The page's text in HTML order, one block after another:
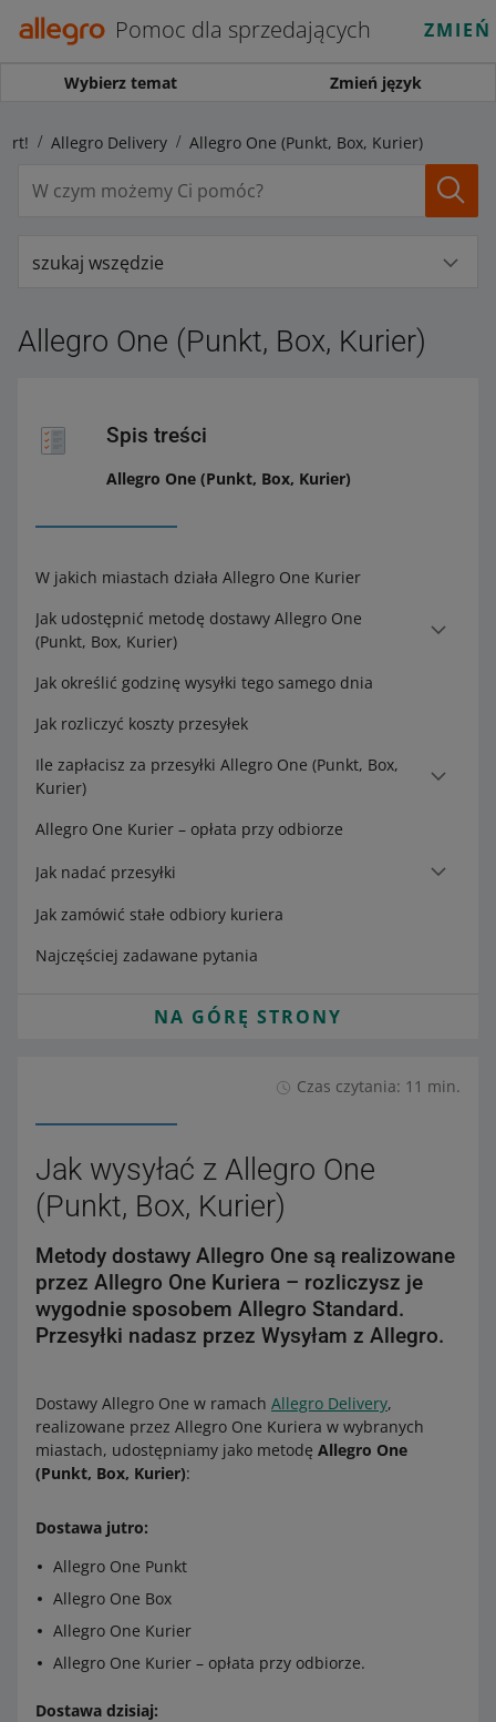
Pomoc dla sprzedających
Wybierz temat Zmień język
Allegro Delivery Allegro One (Punkt, Box, Kurier)
szukaj wszędzie
Allegro One (Punkt, Box, Kurier)
Spis treści
Allegro One (Punkt, Box, Kurier)
W jakich miastach działa Allegro One Kurier
Jak udostępnić metodę dostawy Allegro One
(Punkt, Box, Kurier)
Jak określić godzinę wysyłki tego samego dnia
Jak rozliczyć koszty przesyłek
Ile zapłacisz za przesyłki Allegro One (Punkt, Box,
Kurier)
Allegro One Kurier – opłata przy odbiorze
Jak nadać przesyłki
Jak zamówić stałe odbiory kuriera
Najczęściej zadawane pytania
NA GÓRĘ STRONY
Czas czytania: 11 min.
Jak wysyłać z Allegro One
(Punkt, Box, Kurier)
Metody dostawy Allegro One są realizowane
przez Allegro One Kuriera – rozliczysz je
wygodnie sposobem Allegro Standard.
Przesyłki nadasz przez Wysyłam z Allegro.
Dostawy Allegro One w ramach Allegro Delivery,
realizowane przez Allegro One Kuriera w wybranych
miastach, udostępniamy jako metodę Allegro One
(Punkt, Box, Kurier):
Dostawa jutro:
Allegro One Punkt
Allegro One Box
Allegro One Kurier
Allegro One Kurier – opłata przy odbiorze.
Dostawa dzisiaj: